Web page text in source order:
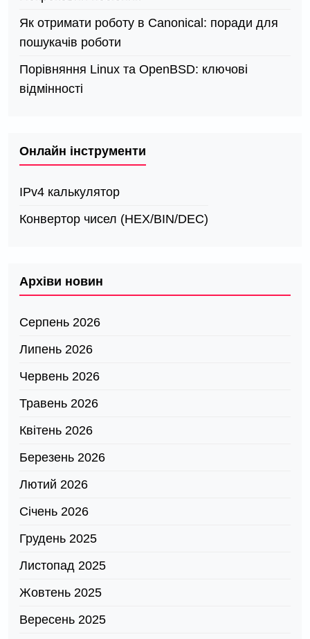
Як отримати роботу в Canonical: поради для
пошукачів роботи
Порівняння Linux та OpenBSD: ключові
відмінності
Онлайн інструменти
IPv4 калькулятор
Конвертор чисел (HEX/BIN/DEC)
Архіви новин
Серпень 2026
Липень 2026
Червень 2026
Травень 2026
Квітень 2026
Березень 2026
Лютий 2026
Січень 2026
Грудень 2025
Листопад 2025
Жовтень 2025
Вересень 2025